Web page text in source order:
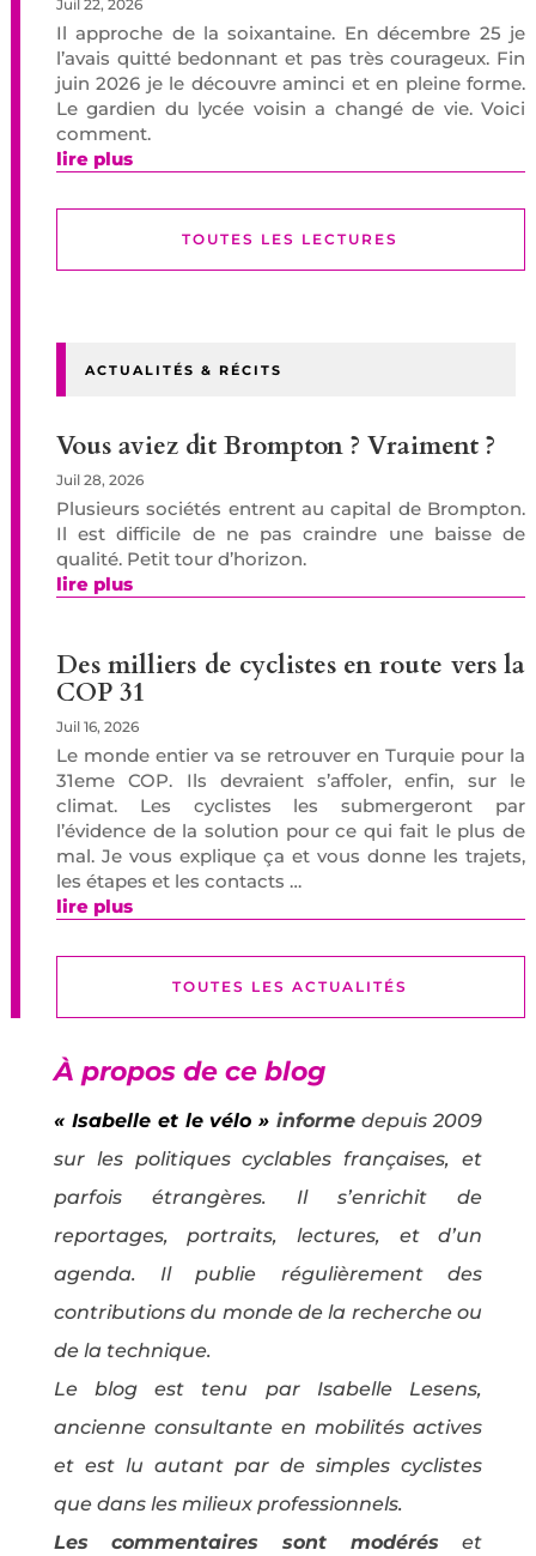
Juil 22, 2026
Il approche de la soixantaine. En décembre 25 je
l’avais quitté bedonnant et pas très courageux. Fin
juin 2026 je le découvre aminci et en pleine forme.
Le gardien du lycée voisin a changé de vie. Voici
comment.
lire plus
TOUTES LES LECTURES
ACTUALITÉS & RÉCITS
Vous aviez dit Brompton ? Vraiment ?
Juil 28, 2026
Plusieurs sociétés entrent au capital de Brompton.
Il est difficile de ne pas craindre une baisse de
qualité. Petit tour d’horizon.
lire plus
Des milliers de cyclistes en route vers la
COP 31
Juil 16, 2026
Le monde entier va se retrouver en Turquie pour la
31eme COP. Ils devraient s’affoler, enfin, sur le
climat. Les cyclistes les submergeront par
l’évidence de la solution pour ce qui fait le plus de
mal. Je vous explique ça et vous donne les trajets,
les étapes et les contacts …
lire plus
TOUTES LES ACTUALITÉS
À propos de ce blog
« Isabelle et le vélo » informe depuis 2009
sur les politiques cyclables françaises, et
parfois étrangères. Il s’enrichit de
reportages, portraits, lectures, et d’un
agenda. Il publie régulièrement des
contributions du monde de la recherche ou
de la technique.
Le blog est tenu par Isabelle Lesens,
ancienne consultante en mobilités actives
et est lu autant par de simples cyclistes
que dans les milieux professionnels.
Les commentaires sont modéréset